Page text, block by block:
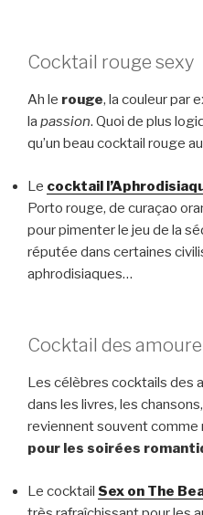
Cocktail rouge sexy
Ah le rouge, la couleur par
la passion. Quoi de plus
qu’un beau cocktail rouge
Le cocktail
Porto rouge, de curaçao
pour pimenter le jeu de la
réputée dans certaines
aphrodisiaques…
Cocktail des
Les célèbres cocktails des
dans les livres, les
reviennent souvent comme
pour les soirées
Le cocktail Sex on The